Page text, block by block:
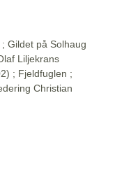
Gildet på Solhaug
Liljekrans
; Fjeldfuglen ;
Christian